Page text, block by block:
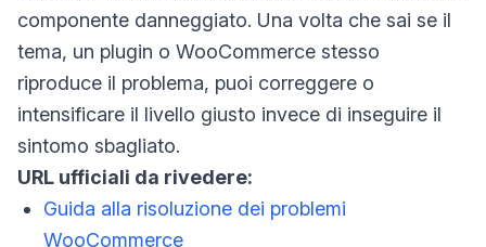
componente danneggiato. Una volta che sai se il
tema, un plugin o WooCommerce stesso
riproduce il problema, puoi correggere o
intensificare il livello giusto invece di inseguire il
sintomo sbagliato.
URL ufficiali da rivedere:
Guida alla risoluzione dei problemi
WooCommerce